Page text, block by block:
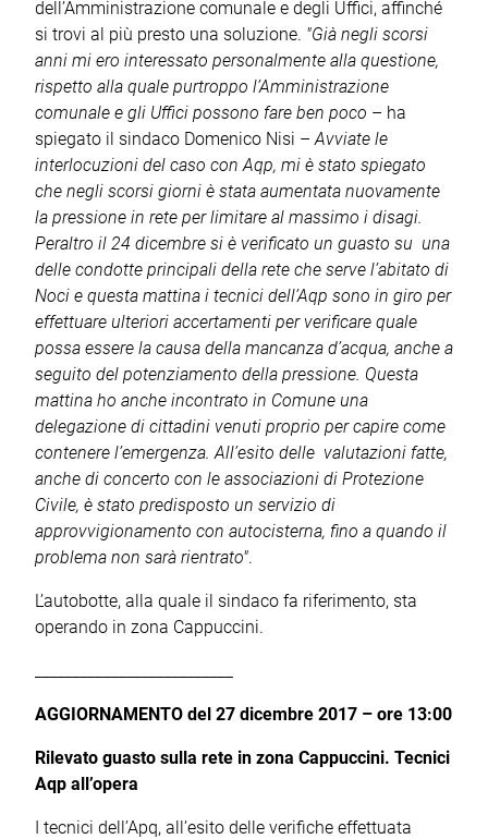
dell’Amministrazione comunale e degli Uffici, affinché
si trovi al più presto una soluzione. "Già negli scorsi
anni mi ero interessato personalmente alla questione,
rispetto alla quale purtroppo l’Amministrazione
comunale e gli Uffici possono fare ben poco – ha
spiegato il sindaco Domenico Nisi –Avviate le
interlocuzioni del caso con Aqp, mi è stato spiegato
che negli scorsi giorni è stata aumentata nuovamente
la pressione in rete per limitare al massimo i disagi.
Peraltro il 24 dicembre si è verificato un guasto su una
delle condotte principali della rete che serve l’abitato di
Noci e questa mattina i tecnici dell’Aqp sono in giro per
effettuare ulteriori accertamenti per verificare quale
possa essere la causa della mancanza d’acqua, anche a
seguito del potenziamento della pressione. Questa
mattina ho anche incontrato in Comune una
delegazione di cittadini venuti proprio per capire come
contenere l’emergenza. All’esito delle valutazioni fatte,
anche di concerto con le associazioni di Protezione
Civile, è stato predisposto un servizio di
approvvigionamento con autocisterna, fino a quando il
problema non sarà rientrato".
L’autobotte, alla quale il sindaco fa riferimento, sta
operando in zona Cappuccini.
AGGIORNAMENTO del 27 dicembre 2017 – ore 13:00
Rilevato guasto sulla rete in zona Cappuccini. Tecnici
Aqp all’opera
I tecnici dell’Apq, all’esito delle verifiche effettuata